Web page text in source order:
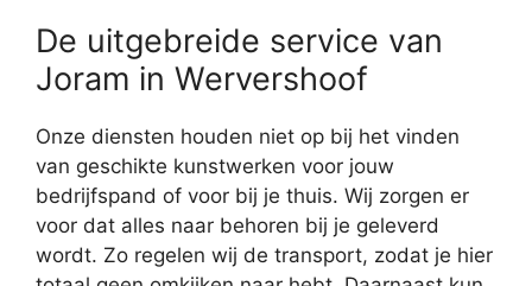
De uitgebreide service van
Joram in Wervershoof
Onze diensten houden niet op bij het vinden
van geschikte kunstwerken voor jouw
bedrijfspand of voor bij je thuis. Wij zorgen er
voor dat alles naar behoren bij je geleverd
wordt. Zo regelen wij de transport, zodat je hier